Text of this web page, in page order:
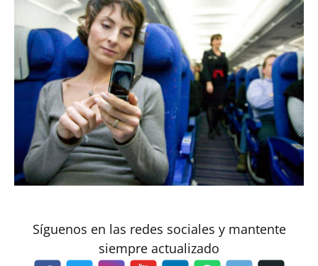
Síguenos en las redes sociales y mantente
siempre actualizado